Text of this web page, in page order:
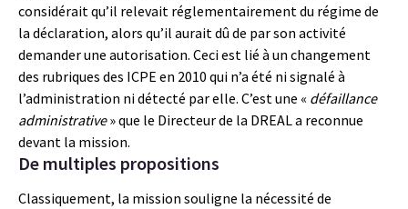
considérait qu’il relevait réglementairement du régime de
la déclaration, alors qu’il aurait dû de par son activité
demander une autorisation. Ceci est lié à un changement
des rubriques des ICPE en 2010 qui n’a été ni signalé à
l’administration ni détecté par elle. C’est une « défaillance
administrative» que le Directeur de la DREAL a reconnue
devant la mission.
De multiples propositions
Classiquement, la mission souligne la nécessité de